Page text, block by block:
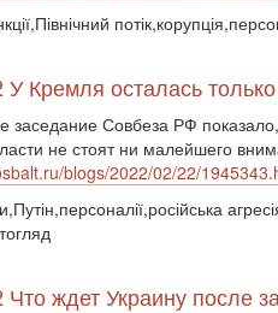
У Кремля осталась
заседание Совбеза РФ
не стоят ни малейшего
blogs/2022/02/22/
Что ждет Украину после